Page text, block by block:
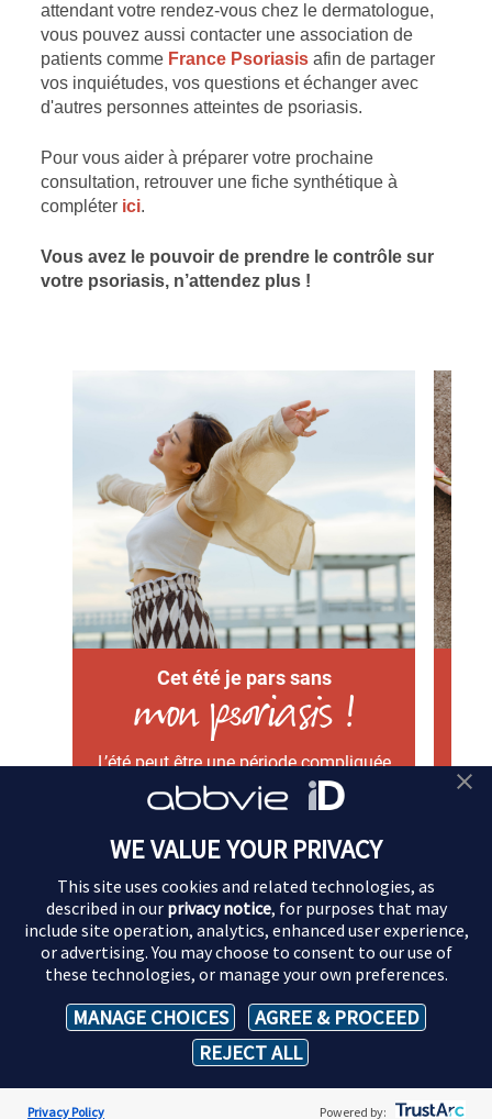
attendant votre rendez-vous chez le dermatologue,
vous pouvez aussi contacter une association de
patients comme France Psoriasis afin de partager
vos inquiétudes, vos questions et échanger avec
d'autres personnes atteintes de psoriasis.
Pour vous aider à préparer votre prochaine
consultation, retrouver une fiche synthétique à
compléter ici.
Vous avez le pouvoir de prendre le contrôle sur
votre psoriasis, n’attendez plus !
Cet été je pars sans
mon psoriasis !
L’été peut être une période compliquée
quand on est atteint de psoriasis. Et si
les choses étaient différentes cette
Découvrir l’article
FR-IMMD-240029 - 03/2024
Footer isn't displayed in Editable Template Structure mode
WE VALUE YOUR PRIVACY
This site uses cookies and related technologies, as
described in our privacy notice, for purposes that may
include site operation, analytics, enhanced user experience,
or advertising. You may choose to consent to our use of
these technologies, or manage your own preferences.
MANAGE CHOICES
AGREE & PROCEED
REJECT ALL
Privacy Policy Powered by: